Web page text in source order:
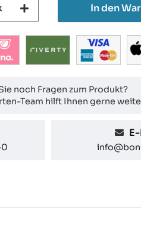
In den
noch Fragen zum Produkt?
Team hilft Ihnen gerne
0